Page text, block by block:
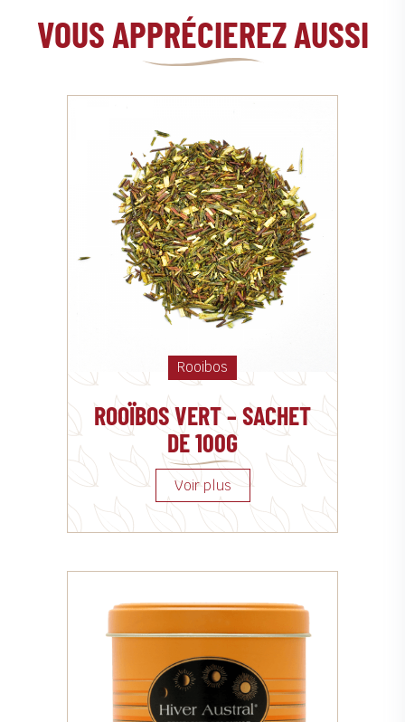
VOUS APPRÉCIEREZ AUSSI
Rooibos
ROOÏBOS VERT – SACHET
DE 100G